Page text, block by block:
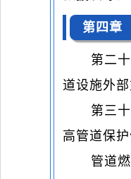
第四章
第二
道设施外
第三
高管道保
管道